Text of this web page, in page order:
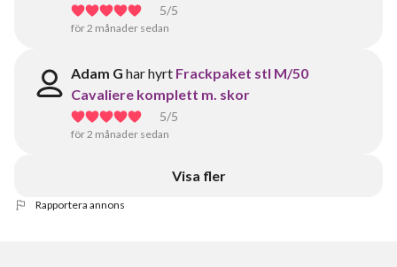
5/5
för 2 månader sedan
Adam G har hyrt Frackpaket stl M/50
Cavaliere komplett m. skor
5/5
för 2 månader sedan
Visa fler
Rapportera annons